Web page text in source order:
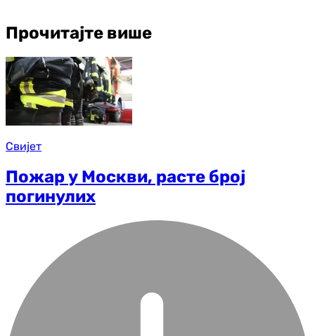
Прочитајте више
Свијет
Пожар у Москви, расте број
погинулих